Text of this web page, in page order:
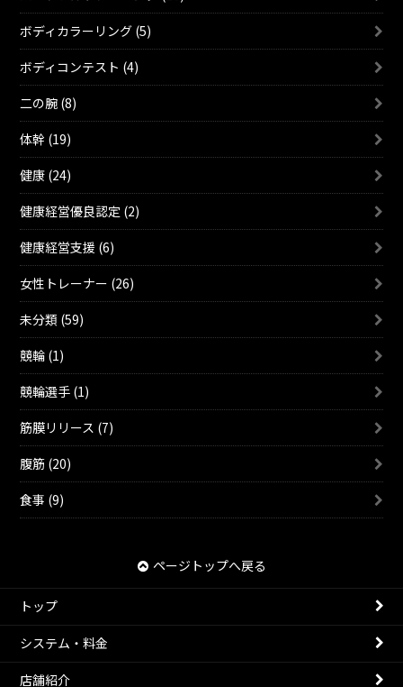
ボディカラーリング (5)
ボディコンテスト (4)
二の腕 (8)
体幹 (19)
健康 (24)
健康経営優良認定 (2)
健康経営支援 (6)
女性トレーナー (26)
未分類 (59)
競輪 (1)
競輪選手 (1)
筋膜リリース (7)
腹筋 (20)
食事 (9)
ページトップへ戻る
トップ
システム・料金
店舗紹介